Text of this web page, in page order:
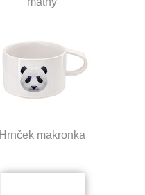
Hrnček makronka